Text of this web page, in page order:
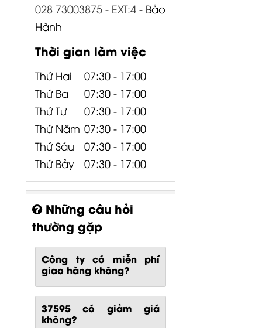
028 73003875 - EXT:4 - Bảo
Hành
Thời gian làm việc
Thứ Hai
07:30 - 17:00
Thứ Ba
07:30 - 17:00
Thứ Tư
07:30 - 17:00
Thứ Năm 07:30 - 17:00
Thứ Sáu
07:30 - 17:00
Thứ Bảy
07:30 - 17:00
Những câu hỏi
thường gặp
Công ty có miễn phí
giao hàng không?
37595 có giảm giá
không?